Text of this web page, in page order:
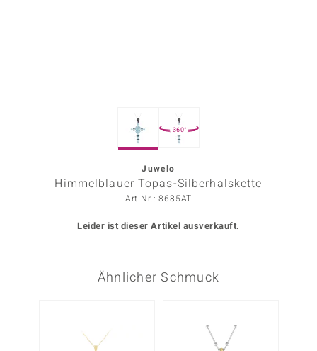
360°
Juwelo
Himmelblauer Topas-Silberhalskette
Art.Nr.: 8685AT
Leider ist dieser Artikel ausverkauft.
Ähnlicher Schmuck